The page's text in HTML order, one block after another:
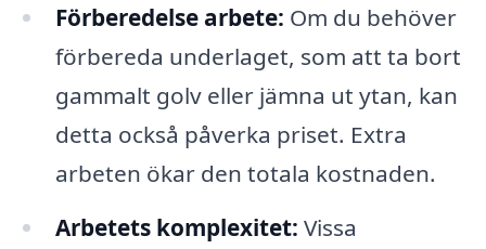
Förberedelse arbete: Om du behöver
förbereda underlaget, som att ta bort
gammalt golv eller jämna ut ytan, kan
detta också påverka priset. Extra
arbeten ökar den totala kostnaden.
Arbetets komplexitet: Vissa